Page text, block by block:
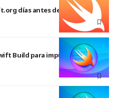
días antes de la WWDC25
Build para impulsar la